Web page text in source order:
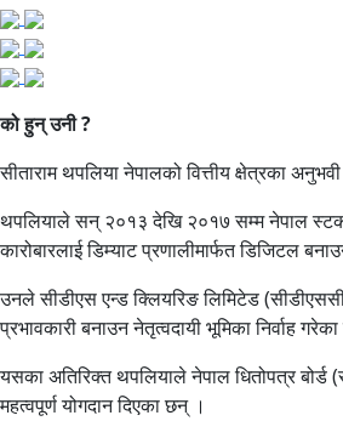
को हुन् उनी ?
सीताराम थपलिया नेपालको वित्तीय क्षेत्रका
थपलियाले सन् २०१३ देखि २०१७ सम्म नेपाल स्टक
कारोबारलाई डिम्याट प्रणालीमार्फत डिजिटल
उनले सीडीएस एन्ड क्लियरिङ लिमिटेड
प्रभावकारी बनाउन नेतृत्वदायी भूमिका निर्वाह
यसका अतिरिक्त थपलियाले नेपाल धितोपत्र
महत्वपूर्ण योगदान दिएका छन् ।